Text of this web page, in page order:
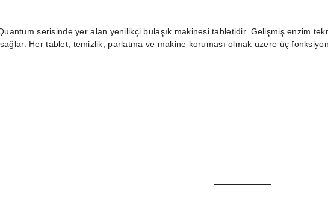
Quantum serisinde yer alan yenilikçi bulaşık makinesi tabletidir. Gelişmiş enzim
Her tablet; temizlik, parlatma ve makine koruması olmak üzere üç